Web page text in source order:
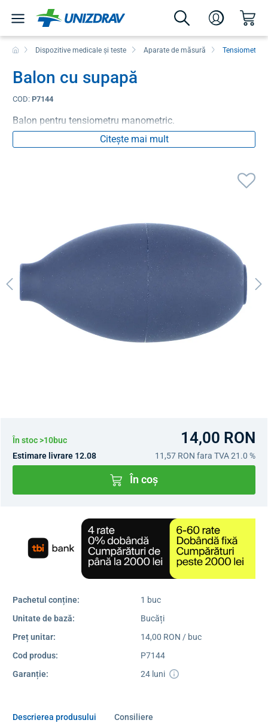
Dispozitive medicale și teste Aparate de măsură Tensiometre
Balon cu supapă
COD: P7144
Balon pentru tensiometru manometric.
Citește mai mult
În stoc >10buc 14,00 RON
Estimare livrare 12.08 11,57 RON fara TVA 21.0 %
În coș
Pachetul conține:
1 buc
Unitate de bază:
Bucăți
Preț unitar:
14,00 RON / buc
Cod produs:
P7144
Garanție:
24 luni
Descrierea produsului Consiliere